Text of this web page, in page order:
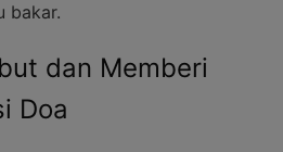
bakar.
dan Memberi
Doa